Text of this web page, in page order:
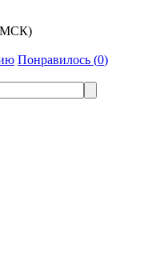
Понравилось (0)